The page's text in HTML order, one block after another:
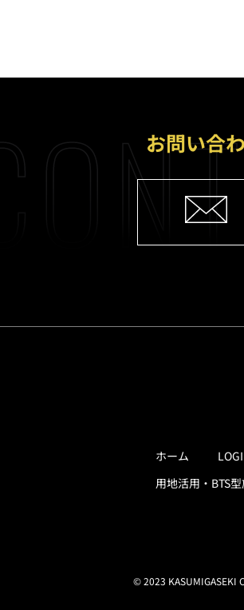
お問い合
ホーム
用地活用・BTS
© 2023 KASUMIGASEKI